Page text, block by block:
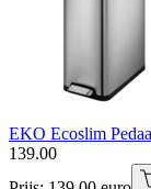
EKO Ecoslim
139.00